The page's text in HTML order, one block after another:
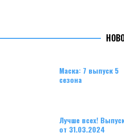
Маска: 7 выпуск 5
сезона
Лучше всех!
от 31.03.2024